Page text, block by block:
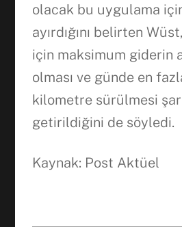
olacak bu uygulama
ayırdığını belirten
için maksimum giderin
olması ve günde en
kilometre sürülmesi
getirildiğini de söyledi.
Kaynak: Post Aktüel